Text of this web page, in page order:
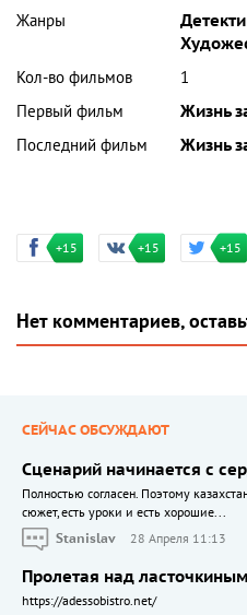
Жанры
Кол-во фильмов
1
Первый фильм
Жизнь
Последний фильм
Жизнь
+15 +15 +15
Нет комментариев,
СЕЙЧАС ОБСУЖДАЮТ
Сценарий начинается с
Полностью согласен. Поэтому
сюжет, есть уроки и есть хорошие...
Stanislav
28 Апреля 11:13
Пролетая над
https://adessobistro.net/